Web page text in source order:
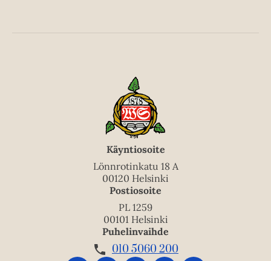
Käyntiosoite
Lönnrotinkatu 18 A
00120 Helsinki
Postiosoite
PL 1259
00101 Helsinki
Puhelinvaihde
010 5060 200